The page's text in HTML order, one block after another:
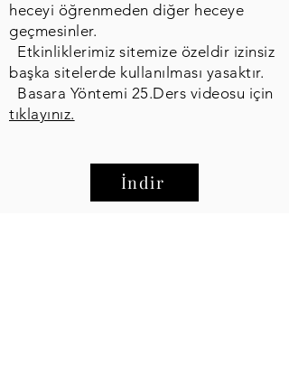
heceyi öğrenmeden diğer heceye
geçmesinler.
Etkinliklerimiz sitemize özeldir izinsiz
başka sitelerde kullanılması yasaktır.
Basara Yöntemi 25.Ders videosu için
tıklayınız.
İndir